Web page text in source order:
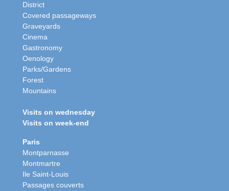
District
Covered passageways
Graveyards
Cinema
Gastronomy
Oenology
Parks/Gardens
Forest
Mountains
Visits on wednesday
Visits on week-end
Paris
Montparnasse
Montmartre
Ile Saint-Louis
Passages couverts